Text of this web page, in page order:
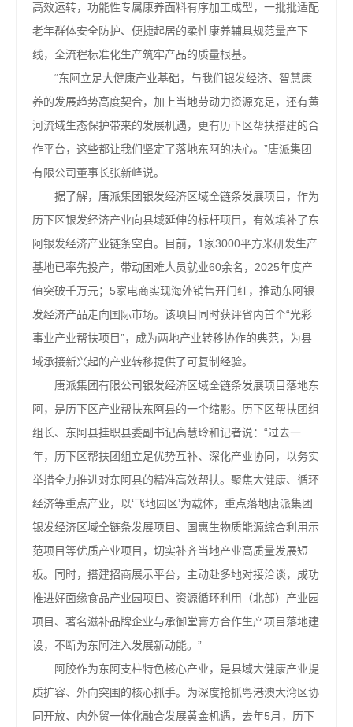
高效运转，功能性专属康养面料有序加工成型，一批批适配
老年群体安全防护、便捷起居的柔性康养辅具规范量产下
线，全流程标准化生产筑牢产品的质量根基。
“东阿立足大健康产业基础，与我们银发经济、智慧康
养的发展趋势高度契合，加上当地劳动力资源充足，还有黄
河流域生态保护带来的发展机遇，更有历下区帮扶搭建的合
作平台，这些都让我们坚定了落地东阿的决心。”唐派集团
有限公司董事长张新峰说。
据了解，唐派集团银发经济区域全链条发展项目，作为
历下区银发经济产业向县域延伸的标杆项目，有效填补了东
阿银发经济产业链条空白。目前，1家3000平方米研发生产
基地已率先投产，带动困难人员就业60余名，2025年度产
值突破千万元；5家电商实现海外销售开门红，推动东阿银
发经济产品走向国际市场。该项目同时获评省内首个“光彩
事业产业帮扶项目”，成为两地产业转移协作的典范，为县
域承接新兴起的产业转移提供了可复制经验。
唐派集团有限公司银发经济区域全链条发展项目落地东
阿，是历下区产业帮扶东阿县的一个缩影。历下区帮扶团组
组长、东阿县挂职县委副书记高慧玲和记者说：“过去一
年，历下区帮扶团组立足优势互补、深化产业协同，以务实
举措全力推进对东阿县的精准高效帮扶。聚焦大健康、循环
经济等重点产业，以‘飞地园区’为载体，重点落地唐派集团
银发经济区域全链条发展项目、国惠生物质能源综合利用示
范项目等优质产业项目，切实补齐当地产业高质量发展短
板。同时，搭建招商展示平台，主动赴多地对接洽谈，成功
推进好面缘食品产业园项目、资源循环利用（北部）产业园
项目、著名滋补品牌企业与承御堂膏方合作生产项目落地建
设，不断为东阿注入发展新动能。”
阿胶作为东阿支柱特色核心产业，是县域大健康产业提
质扩容、外向突围的核心抓手。为深度抢抓粤港澳大湾区协
同开放、内外贸一体化融合发展黄金机遇，去年5月，历下